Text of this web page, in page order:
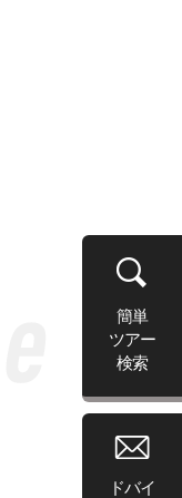
簡単
ツアー
検索
ドバイ